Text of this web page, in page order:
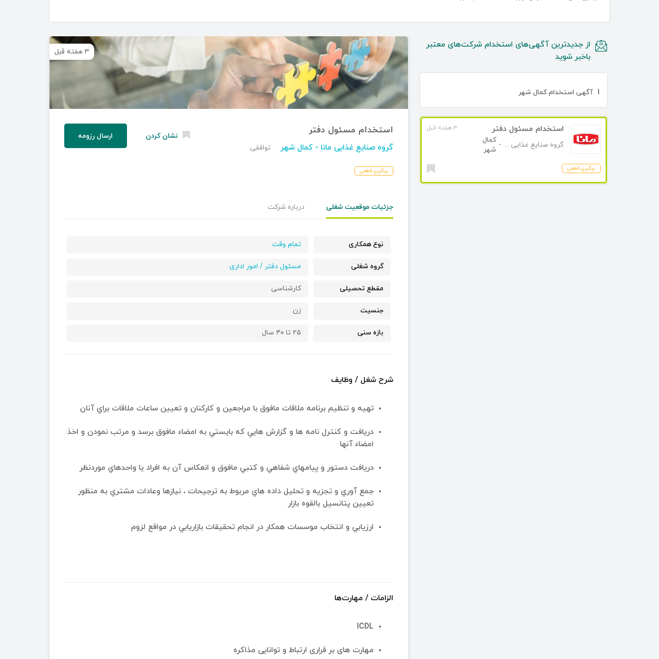
از جدیدترین آگهی‌های استخدام شرکت‌های معتبر
باخبر شوید
۱ آگهی استخدام کمال شهر
استخدام مسئول دفتر
گروه صنایع غذایی مانا -
کمال
شهر
۳ هفته قبل
پیگیری قطعی
۳ هفته قبل
استخدام مسئول دفتر
گروه صنایع غذایی مانا - کمال شهر توافقی
پیگیری قطعی
نشان کردن ارسال رزومه
جزئیات موقعیت شغلی درباره شرکت
نوع همکاری تمام وقت
گروه شغلی مسئول دفتر / امور اداری
مقطع تحصیلی کارشناسی
جنسیت زن
بازه سنی ۲۵ تا ۴۰ سال
شرح شغل / وظایف
تهيه و تنظيم برنامه ملاقات مافوق با مراجعين و كاركنان و تعيين ساعات ملاقات براي آنان
دريافت و كنترل نامه ها و گزارش هايي كه بايستي به امضاء مافوق برسد و مرتب نمودن و اخذ
امضاء آنها
دريافت دستور و پيامهاي شفاهي و كتبي مافوق و انعكاس آن به افراد يا واحدهاي موردنظر
جمع آوري و تجزيه و تحليل داده هاي مربوط به ترجيحات ، نيازها وعادات مشتري به منظور
تعيين پتانسيل بالقوه بازار
ارزيابي و انتخاب موسسات همكار در انجام تحقيقات بازاريابي در مواقع لزوم
الزامات / مهارت‌ها
ICDL
مهارت های بر قراری ارتباط و توانایی مذاکره